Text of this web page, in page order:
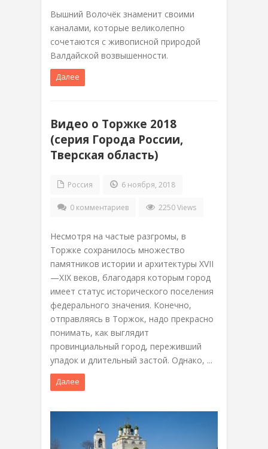
Вышний Волочёк знаменит своими
каналами, которые великолепно
сочетаются с живописной природой
Валдайской возвышенности.
Далее
Видео о Торжке 2018
(серия Города России,
Тверская область)
Россия 6 ноября, 2018
0 комментариев 2250 Views
Несмотря на частые разгромы, в
Торжке сохранилось множество
памятников истории и архитектуры XVII
—XIX веков, благодаря которым город
имеет статус исторического поселения
федерального значения. Конечно,
отправляясь в Торжок, надо прекрасно
понимать, как выглядит
провинциальный город, переживший
упадок и длительный застой. Однако, ...
Далее